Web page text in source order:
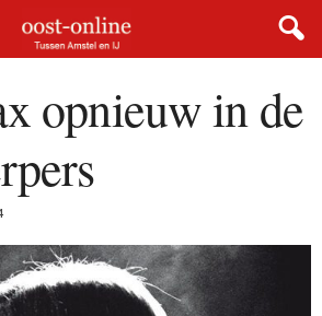
opnieuw in de schijnwerpers
opnieuw in de